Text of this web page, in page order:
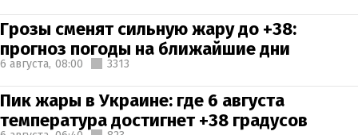
Грозы сменят сильную жару до +38:
прогноз погоды на ближайшие дни
6 августа, 08:00 3313
Пик жары в Украине: где 6 августа
температура достигнет +38 градусов